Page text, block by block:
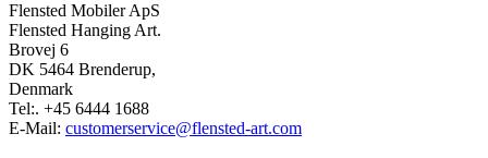
Flensted Mobiler ApS
Flensted Hanging Art.
Brovej 6
DK 5464 Brenderup,
Denmark
Tel:. +45 6444 1688
E-Mail: customerservice@flensted-art.com